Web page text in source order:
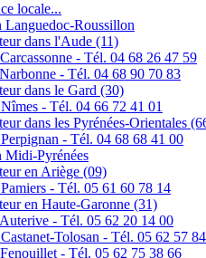
locale...
Languedoc-Roussillon
dans l'Aude (11)
- Tél. 04 68 26 47 59
- Tél. 04 68 90 70 83
dans le Gard (30)
- Tél. 04 66 72 41 01
dans les Pyrénées-Orientales
- Tél. 04 68 68 41 00
Midi-Pyrénées
en Ariège (09)
- Tél. 05 61 60 78 14
en Haute-Garonne (31)
- Tél. 05 62 20 14 00
Tolosan - Tél. 05 62 57
- Tél. 05 62 75 38 66